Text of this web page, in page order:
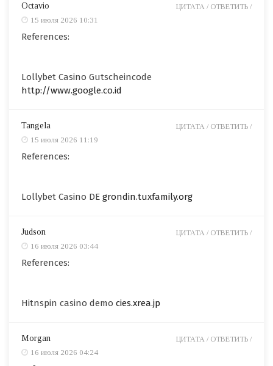
Octavio
15 июля 2026 10:31
References:
Lollybet Casino Gutscheincode
http://www.google.co.id
ЦИТАТА / ОТВЕТИТЬ /
Tangela
15 июля 2026 11:19
References:
Lollybet Casino DE grondin.tuxfamily.org
ЦИТАТА / ОТВЕТИТЬ /
Judson
16 июля 2026 03:44
References:
Hitnspin casino demo cies.xrea.jp
ЦИТАТА / ОТВЕТИТЬ /
Morgan
16 июля 2026 04:24
ЦИТАТА / ОТВЕТИТЬ /